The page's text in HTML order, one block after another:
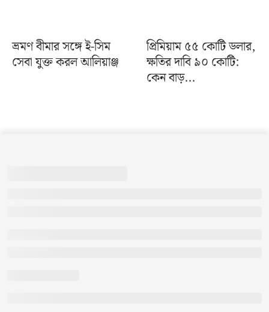
ভ্রমণ বীমার সঙ্গে ই-সিম
সেবা যুক্ত করল আলিয়াঞ্জ
প্রিমিয়াম ৫৫ কোটি ডলার,
ক্ষতির দাবি ৯০ কোটি:
কেন বাড়...